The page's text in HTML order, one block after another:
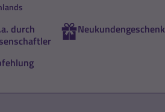
durch
Neukundengeschenk